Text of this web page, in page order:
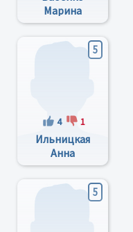
Марина
Юрьевна
5
4 1
Ильницкая
Анна
Сергеевна
5